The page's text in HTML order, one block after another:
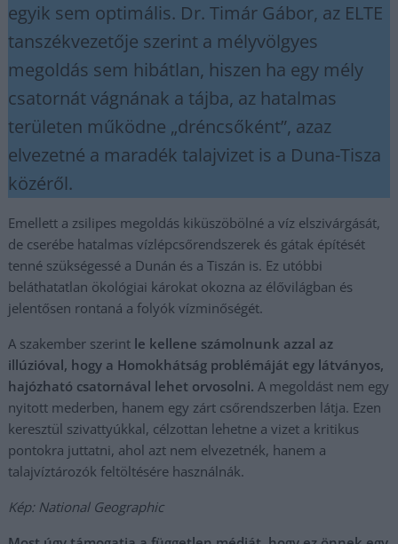
egyik sem optimális. Dr. Timár Gábor, az ELTE
tanszékvezetője szerint a mélyvölgyes
megoldás sem hibátlan, hiszen ha egy mély
csatornát vágnának a tájba, az hatalmas
területen működne „dréncsőként”, azaz
elvezetné a maradék talajvizet is a Duna-Tisza
közéről.
Emellett a zsilipes megoldás kiküszöbölné a víz elszivárgását,
de cserébe hatalmas vízlépcsőrendszerek és gátak építését
tenné szükségessé a Dunán és a Tiszán is. Ez utóbbi
beláthatatlan ökológiai károkat okozna az élővilágban és
jelentősen rontaná a folyók vízminőségét.
A szakember szerint le kellene számolnunk azzal az
illúzióval, hogy a Homokhátság problémáját egy látványos,
hajózható csatornával lehet orvosolni.A megoldást nem egy
nyitott mederben, hanem egy zárt csőrendszerben látja. Ezen
keresztül szivattyúkkal, célzottan lehetne a vizet a kritikus
pontokra juttatni, ahol azt nem elvezetnék, hanem a
talajvíztározók feltöltésére használnák.
Kép: National Geographic